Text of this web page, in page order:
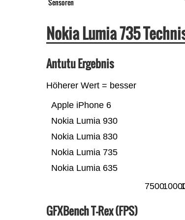
Sensoren
Nokia Lumia 735
Antutu Ergebnis
Höherer Wert = besser
Nokia Lumia 635
Nokia Lumia 735
Nokia Lumia 830
Nokia Lumia 930
Apple iPhone 6
7500
GFXBench T-Rex (FPS)